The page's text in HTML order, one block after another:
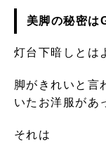
美脚の秘密は
灯台下暗しとは
脚がきれいと言
いたお洋服があ
それは